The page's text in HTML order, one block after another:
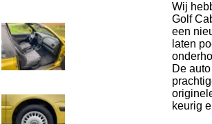
Wij
Golf
een
laten
De
keurig